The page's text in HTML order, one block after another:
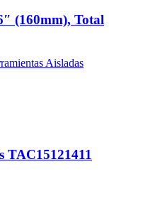
(160mm), Total
Aisladas
TAC15121411